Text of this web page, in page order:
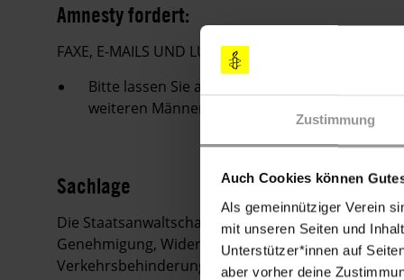
Zustimmung
Auch Cookies können
Als gemeinnütziger Verein
mit unseren Seiten und
Unterstützer*innen auf
aber vorher deine
Amnesty fordert:
FAXE, E-MAILS UND LUFTPOSTBRIEFE MIT
Bitte lassen Sie alle Anklagen gegen Alaa
weiteren Männer sofort fallen.
Sachlage
Die Staatsanwaltschaft wirft den 25 Männern
Genehmigung, Widerstand gegen BeamtInnen
Verkehrsbehinderung vor. 24 der Männer, unter